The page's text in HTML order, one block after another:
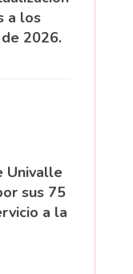
a los
2026.
Univalle
sus 75
a la